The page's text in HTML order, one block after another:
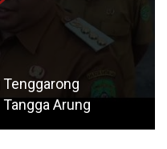
Arung